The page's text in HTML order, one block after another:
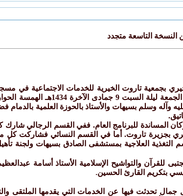
النسخة التاسعة متجدد
9) الذي ينظمه مشروع الزواج الخيري بجمعية تاروت الخيرية للخدمات
عليه وآله وسلم بحي التركية بتاروت للسنة التاسعة على التوالي
وآله وسلم بسيهات والأستاذ بالحوزة العلمية بالدمام
المساندة للبرنامج العام. ففي القسم الرجالي
بجزيرة تاروت. أما في القسم النسائي فشاركت كل
التغذية العلاجية بمستشفى الصادق بسيهات ولجنة
للقرآن والتواشيح الإسلامية الأستاذ أسامة
بتكريم القارئ الحسين.
جمال تحدثت فيها عن الخدمات التي يقدمها الملتقى